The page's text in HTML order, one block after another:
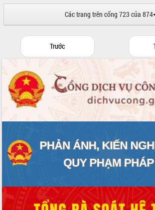
Các trang trên cổng 723 của 874
Trước